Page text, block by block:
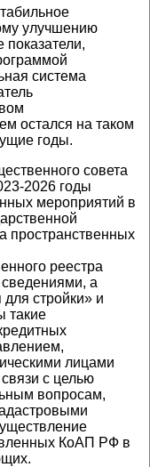
улучшению
показатели,
система
остался на таком
годы.
совета
2026 годы
мероприятий в
пространственных
реестра
а
стройки» и
такие
лицами
с целью
вопросам,
КоАП РФ в